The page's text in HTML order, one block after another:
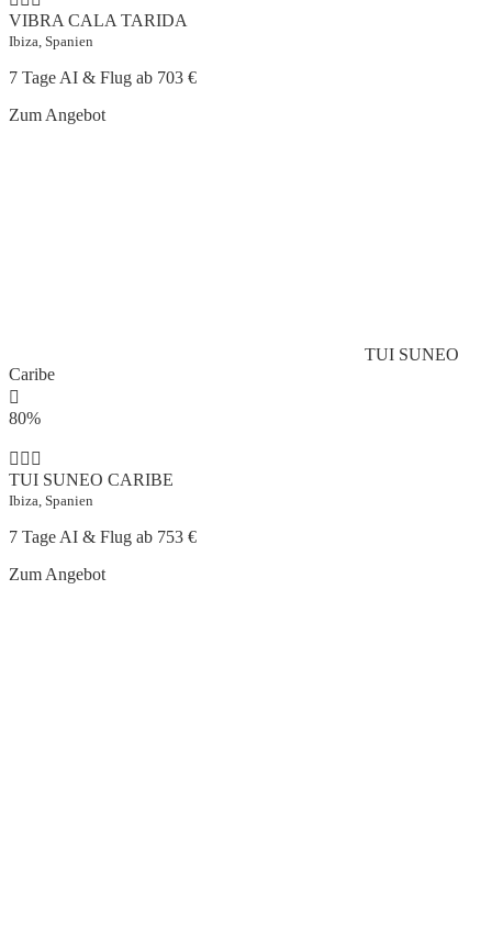
VIBRA CALA TARIDA
Ibiza, Spanien
7 Tage AI & Flug ab 703 €
Zum Angebot
TUI SUNEO
Caribe
80%
TUI SUNEO CARIBE
Ibiza, Spanien
7 Tage AI & Flug ab 753 €
Zum Angebot